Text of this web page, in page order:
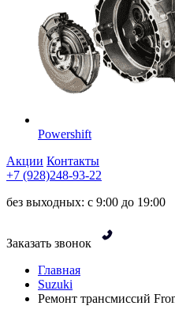
Powershift
Акции Контакты
+7 (928)248-93-22
без выходных: с 9:00 до 19:00
Заказать звонок
Главная
Suzuki
Ремонт трансмиссий